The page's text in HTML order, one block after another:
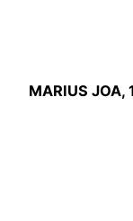
MARIUS JOA,